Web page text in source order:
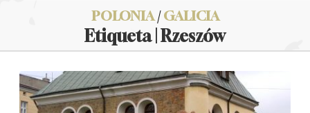
POLONIA/GALICIA
Etiqueta | Rzeszów